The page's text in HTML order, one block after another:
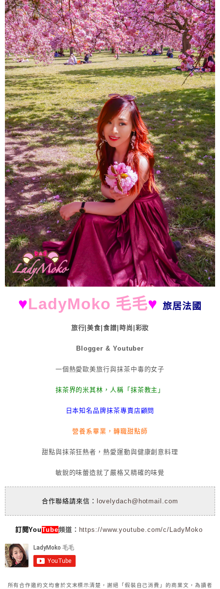
♥LadyMoko 毛毛♥ 旅居法國
旅行|美食|食譜|時尚|彩妝
Blogger & Youtuber
一個熱愛歐美旅行與抹茶中毒的女子
抹茶界的米其林，人稱「抹茶教主」
日本知名品牌抹茶專賣店顧問
營養系畢業，轉職甜點師
甜點與抹茶狂熱者，熱愛運動與健康創意料理
敏銳的味蕾造就了嚴格又精確的味覺
合作聯絡請來信： lovelydach@hotmail.com
訂閱YouTube頻道： https://www.youtube.com/c/LadyMoko
所有合作邀約文均會於文末標示清楚，謝絕「假裝自己消費」的商業文，為讀者